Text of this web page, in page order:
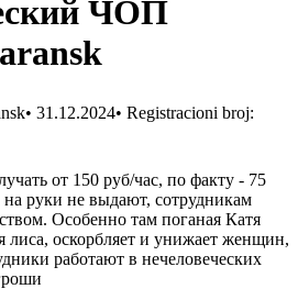
ЧОП
•31.12.2024• Registracioni broj:
от 150 руб/час, по факту - 75
руки не выдают, сотрудникам
Особенно там поганая Катя
лиса, оскорбляет и унижает женщин,
работают в нечеловеческих